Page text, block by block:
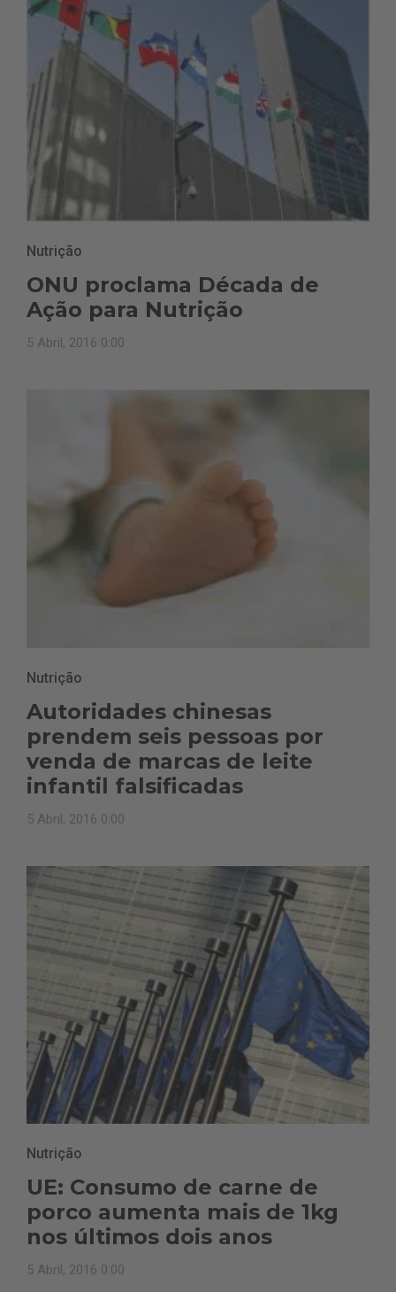
Nutrição
ONU proclama Década de
Ação para Nutrição
5 Abril, 2016 0:00
Nutrição
Autoridades chinesas
prendem seis pessoas por
venda de marcas de leite
infantil falsificadas
5 Abril, 2016 0:00
Nutrição
UE: Consumo de carne de
porco aumenta mais de 1kg
nos últimos dois anos
5 Abril, 2016 0:00